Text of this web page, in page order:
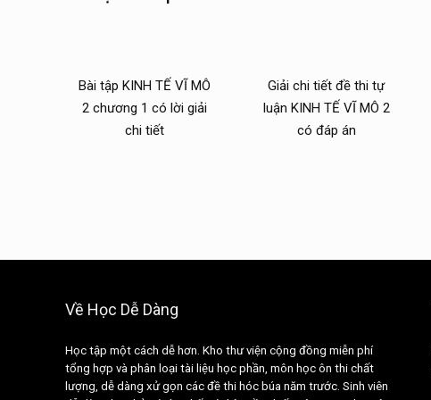
Bài tập KINH TẾ VĨ MÔ
2 chương 1 có lời giải
chi tiết
Giải chi tiết đề thi tự
luận KINH TẾ VĨ MÔ 2
có đáp án
Về Học Dễ Dàng
Học tập một cách dễ hơn. Kho thư viện cộng đồng miễn phí
tổng hợp và phân loại tài liệu học phần, môn học ôn thi chất
lượng, dễ dàng xử gọn các đề thi hóc búa năm trước. Sinh viên